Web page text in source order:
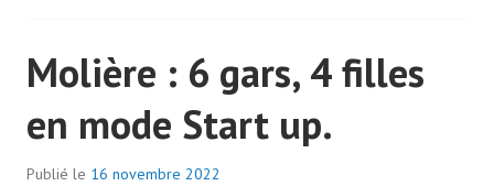
Molière : 6 gars, 4 filles
en mode Start up.
Publié le 16 novembre 2022